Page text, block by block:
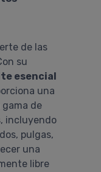
de las
su
esencial
una
de
incluyendo
pulgas,
una
libre